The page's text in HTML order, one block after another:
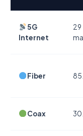
5G
Internet
29
Fiber
Coax